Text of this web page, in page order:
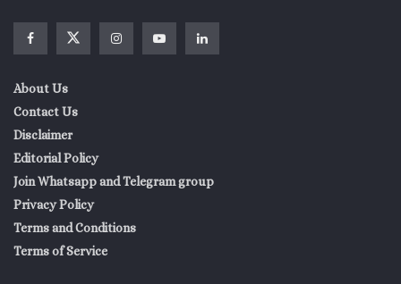
About Us
Contact Us
Disclaimer
Editorial Policy
Join Whatsapp and Telegram group
Privacy Policy
Terms and Conditions
Terms of Service